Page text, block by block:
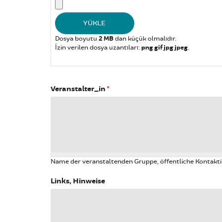
Dosya boyutu 2 MBdan küçük olmalıdır.
İzin verilen dosya uzantıları: png gif jpg jpeg.
Veranstalter_in *
Name der veranstaltenden Gruppe, öffentliche
Links, Hinweise